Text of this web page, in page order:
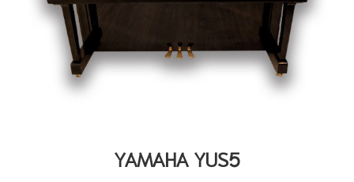
YAMAHA YUS5